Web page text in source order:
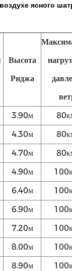
ясного
Высота
Риджа
3.90м
4.30м
4.70м
4.90м
6.40м
6.90м
7.20м
8.00м
8.90м